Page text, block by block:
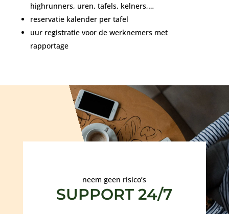
highrunners, uren, tafels, kelners,…
reservatie kalender per tafel
uur registratie voor de werknemers met
rapportage
neem geen risico’s
SUPPORT 24/7